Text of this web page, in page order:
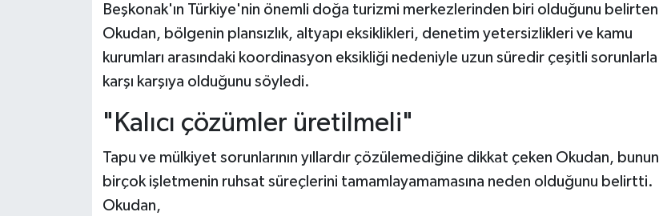
Beşkonak'ın Türkiye'nin önemli doğa turizmi merkezlerinden biri olduğunu belirten
Okudan, bölgenin plansızlık, altyapı eksiklikleri, denetim yetersizlikleri ve kamu
kurumları arasındaki koordinasyon eksikliği nedeniyle uzun süredir çeşitli sorunlarla
karşı karşıya olduğunu söyledi.
"Kalıcı çözümler üretilmeli"
Tapu ve mülkiyet sorunlarının yıllardır çözülemediğine dikkat çeken Okudan, bunun
birçok işletmenin ruhsat süreçlerini tamamlayamamasına neden olduğunu belirtti.
Okudan,